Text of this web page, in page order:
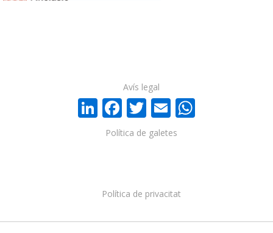
LinkedIn
Facebook
Twitter
Email
Política de privacitat
Política de galetes
Avís legal